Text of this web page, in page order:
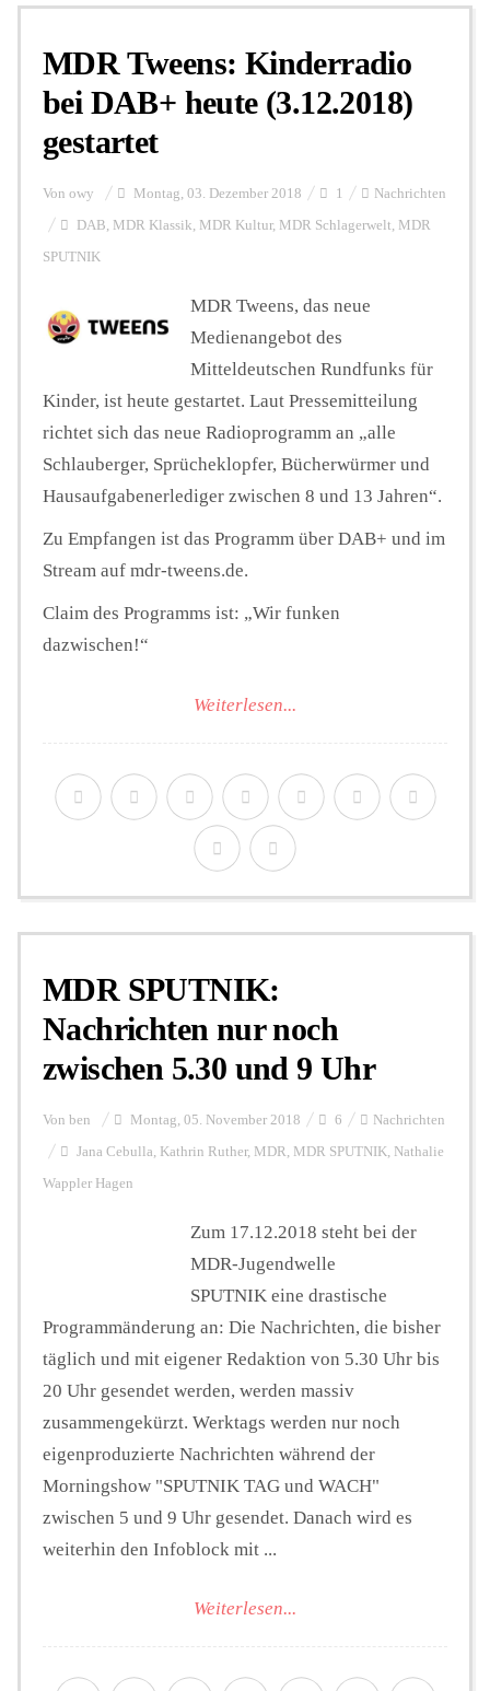
Personalien
FUNKTURM-Beiträge
Podcast
Seminare
Unterstützen
MDR Tweens: Kinderradio
bei DAB+ heute (3.12.2018)
gestartet
Von owy Montag, 03. Dezember 2018 1 Nachrichten
DAB, MDR Klassik, MDR Kultur, MDR Schlagerwelt, MDR
SPUTNIK
MDR Tweens, das neue
Medienangebot des
Mitteldeutschen Rundfunks für
Kinder, ist heute gestartet. Laut Pressemitteilung
richtet sich das neue Radioprogramm an „alle
Schlauberger, Sprücheklopfer, Bücherwürmer und
Hausaufgabenerlediger zwischen 8 und 13 Jahren“.
Zu Empfangen ist das Programm über DAB+ und im
Stream auf mdr-tweens.de.
Claim des Programms ist: „Wir funken
dazwischen!“
Weiterlesen...
MDR SPUTNIK:
Nachrichten nur noch
zwischen 5.30 und 9 Uhr
Von ben Montag, 05. November 2018 6 Nachrichten
Jana Cebulla, Kathrin Ruther, MDR, MDR SPUTNIK, Nathalie
Wappler Hagen
Zum 17.12.2018 steht bei der
MDR-Jugendwelle
SPUTNIK eine drastische
Programmänderung an: Die Nachrichten, die bisher
täglich und mit eigener Redaktion von 5.30 Uhr bis
20 Uhr gesendet werden, werden massiv
zusammengekürzt. Werktags werden nur noch
eigenproduzierte Nachrichten während der
Morningshow "SPUTNIK TAG und WACH"
zwischen 5 und 9 Uhr gesendet. Danach wird es
weiterhin den Infoblock mit ...
Weiterlesen...